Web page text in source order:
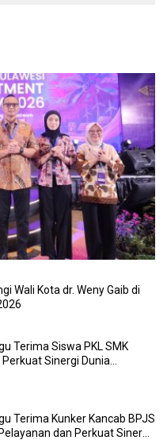
Wali Kota dr. Weny Gaib di
Terima Siswa PKL SMK
Sinergi Dunia
Terima Kunker Kancab BPJS
dan Perkuat Sinergi